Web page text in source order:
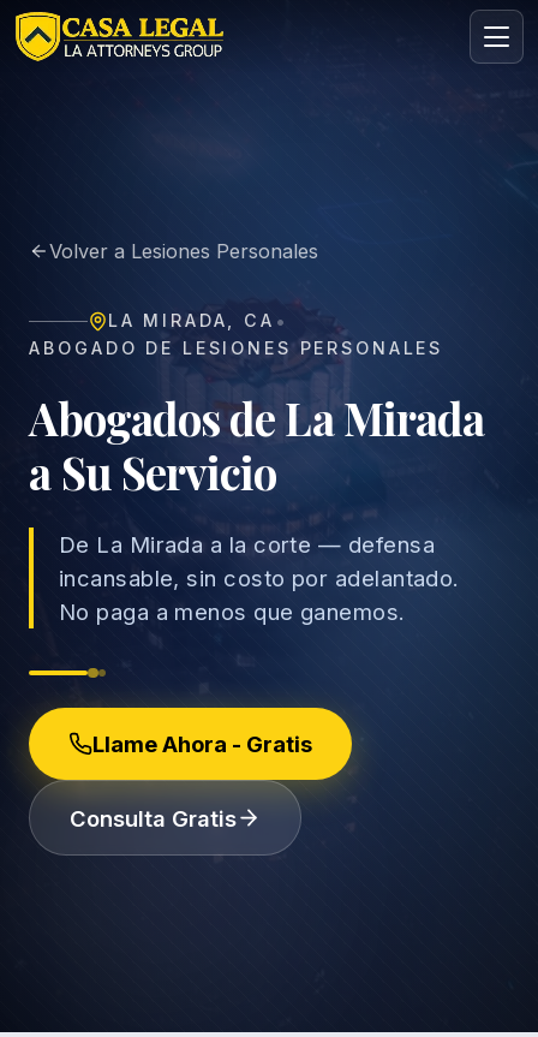
Abogado en La Mirada | Casa Legal
Contacto Consulta
Solicita tu consulta gratuita
Cuéntanos tu caso en menos de 60 segundos. Sin
compromiso.
Accidentes de Auto
Accidentes de Motocicleta
Discriminación Laboral
Volver a Lesiones Personales
LA MIRADA, CA •
ABOGADO DE LESIONES PERSONALES
Abogados de La Mirada
a Su Servicio
De La Mirada a la corte — defensa
incansable, sin costo por adelantado.
No paga a menos que ganemos.
Llame Ahora - Gratis
Consulta Gratis